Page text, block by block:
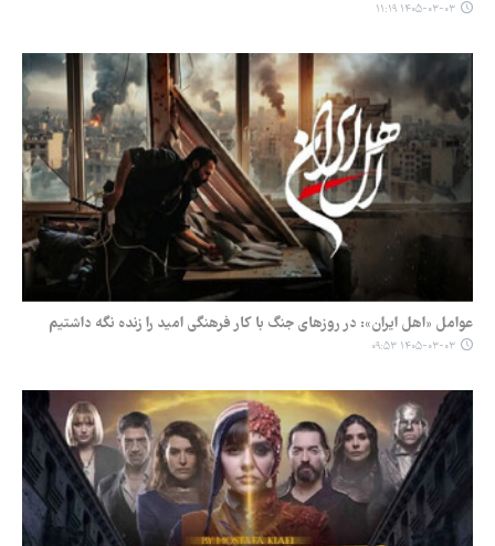
۱۴۰۵-۰۳-۰۳ ۱۱:۱۹
عوامل «اهل ایران»: در روزهای جنگ با کار فرهنگی امید را زنده نگه داشتیم
۱۴۰۵-۰۳-۰۳ ۰۹:۵۳